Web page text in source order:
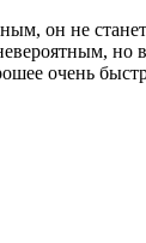
он не
очень